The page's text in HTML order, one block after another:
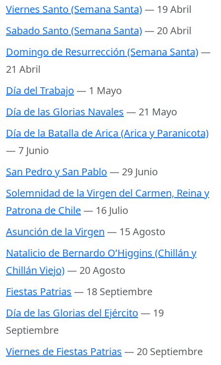
Viernes Santo (Semana Santa)— 19 Abril
Sabado Santo (Semana Santa)— 20 Abril
Domingo de Resurrección (Semana Santa)—
21 Abril
Día del Trabajo — 1 Mayo
Día de las Glorias Navales — 21 Mayo
Día de la Batalla de Arica (Arica y Paranicota)
— 7 Junio
San Pedro y San Pablo — 29 Junio
Solemnidad de la Virgen del Carmen, Reina y
Patrona de Chile— 16 Julio
Asunción de la Virgen — 15 Agosto
Natalicio de Bernardo O’Higgins (Chillán y
Chillán Viejo)— 20 Agosto
Fiestas Patrias — 18 Septiembre
Día de las Glorias del Ejército — 19
Septiembre
Viernes de Fiestas Patrias — 20 Septiembre